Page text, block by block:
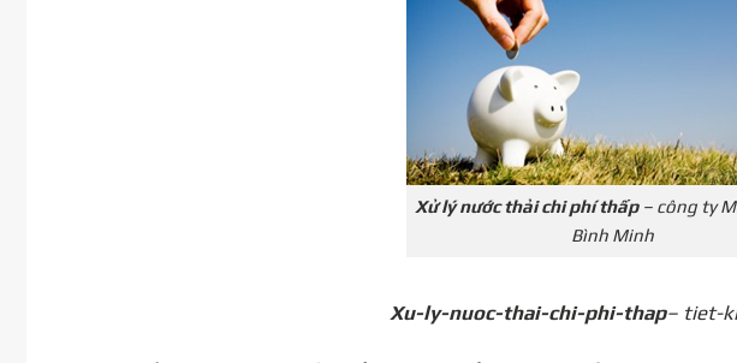
Xử lý nước thải chi phí thấp– công ty
Bình Minh
Xu-ly-nuoc-thai-chi-phi-thap– tiet-